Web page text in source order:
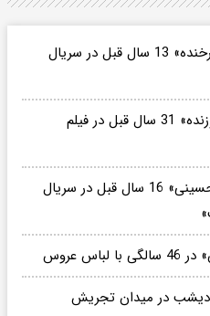
سفر در زمان؛ چهرۀ «الهام چرخنده» 13 سال قبل در سریال
سفر در زمان؛ چهرۀ «نگار فروزنده» 31 سال قبل در فیلم
سفر در زمان؛ چهرۀ «سمیرا حسینی» 16 سال قبل در سریال
عروس
دیشب در میدان تجریش